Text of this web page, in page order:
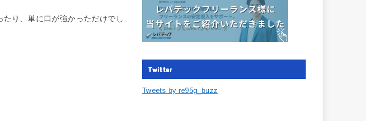
り、単に口が強かっただけでし
Twitter
Tweets by re95g_buzz